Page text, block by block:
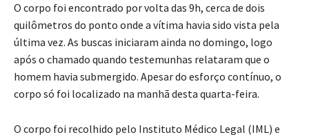
O corpo foi encontrado por volta das 9h, cerca de dois
quilômetros do ponto onde a vítima havia sido vista pela
última vez. As buscas iniciaram ainda no domingo, logo
após o chamado quando testemunhas relataram que o
homem havia submergido. Apesar do esforço contínuo, o
corpo só foi localizado na manhã desta quarta-feira.
O corpo foi recolhido pelo Instituto Médico Legal (IML) e